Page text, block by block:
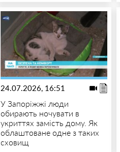
24.07.2026, 16:51
У Запоріжжі люди
обирають ночувати в
укриттях замість дому. Як
облаштоване одне з таких
сховищ